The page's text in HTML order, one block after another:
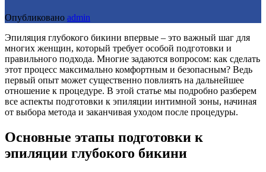
Опубликовано admin
Эпиляция глубокого бикини впервые – это важный шаг для
многих женщин, который требует особой подготовки и
правильного подхода. Многие задаются вопросом: как сделать
этот процесс максимально комфортным и безопасным? Ведь
первый опыт может существенно повлиять на дальнейшее
отношение к процедуре. В этой статье мы подробно разберем
все аспекты подготовки к эпиляции интимной зоны, начиная
от выбора метода и заканчивая уходом после процедуры.
Основные этапы подготовки к
эпиляции глубокого бикини